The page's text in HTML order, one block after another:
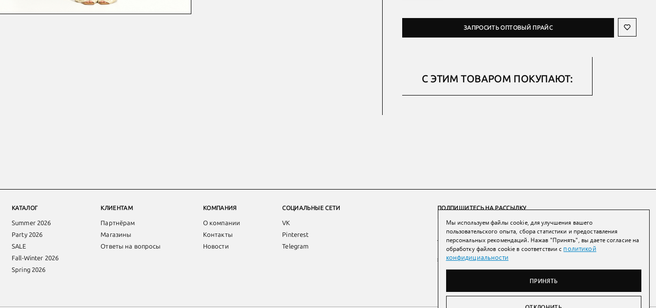
ЗАПРОСИТЬ ОПТОВЫЙ ПРАЙС
С ЭТИМ ТОВАРОМ ПОКУПАЮТ:
КАТАЛОГ
Summer 2026
Party 2026
SALE
Fall-Winter 2026
Spring 2026
КЛИЕНТАМ
Партнёрам
Магазины
Ответы на вопросы
КОМПАНИЯ
О компании
Контакты
Новости
СОЦИАЛЬНЫЕ СЕТИ
VK
Pinterest
Telegram
ПОДПИШИТЕСЬ НА РАССЫЛКУ
ПОДПИСАТЬСЯ
Нажимая на кнопку вы соглашаетесь сполитикой конфиденциальности и
обработки персональных данных
Мы используем файлы cookie, для улучшения вашего
пользовательского опыта, сбора статистики и предоставления
персональных рекомендаций. Нажав "Принять", вы даете согласие на
обработку файлов cookie в соответствии с политикой
конфидициальности
ПРИНЯТЬ